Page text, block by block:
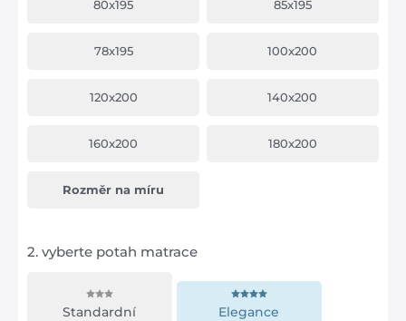
80x195 85x195
78x195 100x200
120x200 140x200
160x200 180x200
Rozměr na míru
2. vyberte potah matrace
Standardní Elegance